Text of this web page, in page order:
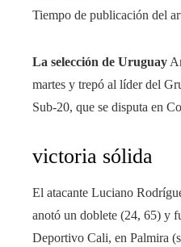
Tiempo de publicación del
La selección de Uruguay
martes y trepó al líder del
Sub-20, que se disputa en
victoria sólida
El atacante Luciano
anotó un doblete (24, 65) y
Deportivo Cali, en Palmira